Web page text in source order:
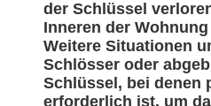
der Schlüssel
Inneren der
Weitere Situationen
Schlösser oder
Schlüssel, bei denen
erforderlich ist, um